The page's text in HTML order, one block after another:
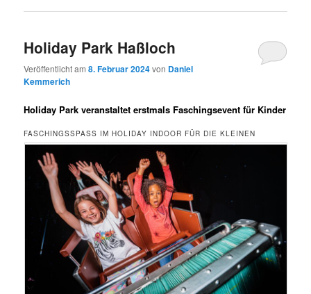
Holiday Park Haßloch
Veröffentlicht am8. Februar 2024von Daniel
Kemmerich
Holiday Park veranstaltet erstmals Faschingsevent für Kinder
FASCHINGSSPASS IM HOLIDAY INDOOR FÜR DIE KLEINEN